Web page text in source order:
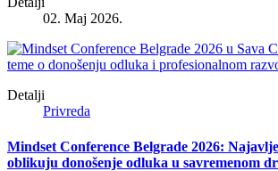
02. Maj 2026.
Detalji
Privreda
Mindset Conference Belgrade 2026:
oblikuju donošenje odluka u savremenom